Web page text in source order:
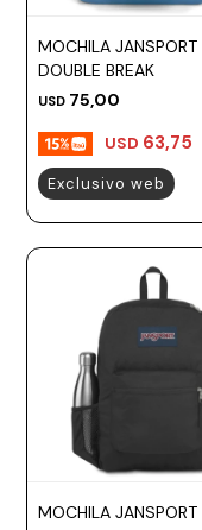
MOCHILA JANSPORT
DOUBLE BREAK
USD 75,00
USD 63,75
Exclusivo web
MOCHILA JANSPORT